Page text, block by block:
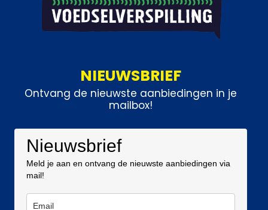
NIEUWSBRIEF
Ontvang de nieuwste aanbiedingen in je
mailbox!
Nieuwsbrief
Meld je aan en ontvang de nieuwste aanbiedingen via
mail!